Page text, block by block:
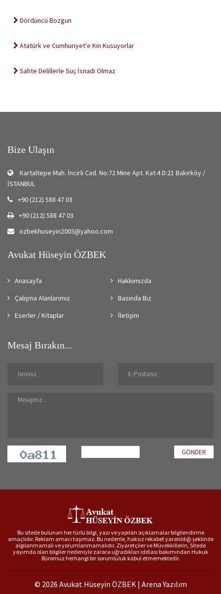
Dördüncü Bozgun
Atatürk ve Cumhuriyet'e Kin Kusuyorlar
Sahte Delillerle Suç İsnadı Olmaz
Bize Ulaşın
Kartaltepe Mah. İncirli Cad. No:72 Mine Apt. Kat:4 D:21 Bakırköy /
İSTANBUL
+90 (212) 588 47 03
+90 (212) 588 47 03
ozbekhuseyin2003@yahoo.com
Avukat Hüseyin ÖZBEK
Anasayfa
Hakkımızda
Çalışma Alanlarımız
Basında Biz
Eserler / Kitaplar
İletişim
Mesaj Bırakın...
GÖNDER
Bu sitede bulunan her türlü bilgi, yazı ve yapılan açıklamalar bilgilendirme
amaçlıdır. Reklam amacı taşımaz. Bu nedenle, haksız rekabet yaratıldığı şeklinde
algılanmamalı ve yorumlanmamalıdır. Ziyaretçiler ve Müvekkillerin, Sitede
yayımda olan bilgiler nedeniyle zarara uğradıkları iddiası bakımından Hukuk
Büromuz herhangi bir sorumluluk kabul etmemektedir.
© 2026 Avukat Hüseyin ÖZBEK | Arena Yazılım